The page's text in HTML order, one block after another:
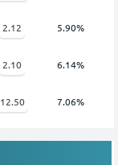
2.12 5.90%
2.10 6.14%
12.50 7.06%